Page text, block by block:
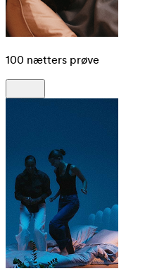
100 nætters prøve